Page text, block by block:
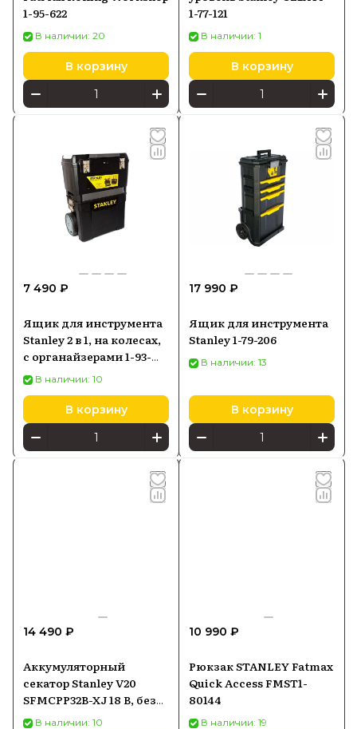
1-95-622
В наличии: 20
В корзину
1-77-121
В наличии: 1
В корзину
7 490 ₽
Ящик для инструмента
Stanley 2 в 1, на колесах,
с органайзерами 1-93-
968В наличии: 10
В корзину
17 990 ₽
Ящик для инструмента
Stanley 1-79-206
В наличии: 13
В корзину
14 490 ₽
Аккумуляторный
секатор Stanley V20
SFMCPP32B-XJ 18 В, без
АКБ и ЗУ
В наличии: 10
10 990 ₽
Рюкзак STANLEY Fatmax
Quick Access FMST1-
80144
В наличии: 19